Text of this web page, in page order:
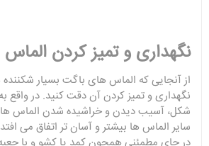
نگهداری و تمیز کردن
از آنجایی که الماس های باگت بسیار شکننده
نگهداری و تمیز کردن آن دقت کنید. در واقع
شکل، آسیب دیدن و خراشیده شدن الماس
سایر الماس ها بیشتر و آسان تر اتفاق می